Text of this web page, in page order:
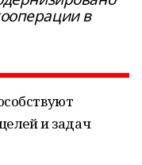
в
и задач